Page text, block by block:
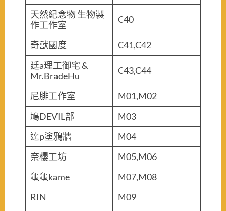
天然紀念物 生物製
作工作室
C40
奇獸國度
C41,C42
廷a理工御宅 &
Mr.BradeHu
C43,C44
尼腓工作室
M01,M02
鳩DEVIL部
M03
達p塗鴉牆
M04
奈櫻工坊
M05,M06
龜龜kame
M07,M08
RIN
M09